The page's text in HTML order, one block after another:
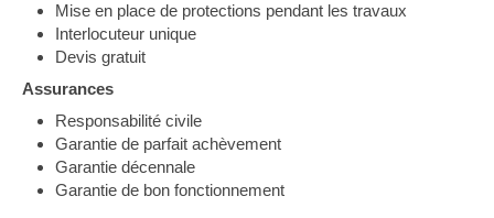
Mise en place de protections pendant les travaux
Interlocuteur unique
Devis gratuit
Assurances
Responsabilité civile
Garantie de parfait achèvement
Garantie décennale
Garantie de bon fonctionnement